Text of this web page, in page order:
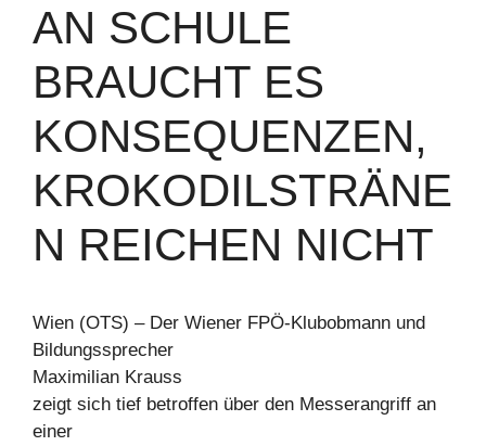
AN SCHULE
BRAUCHT ES
KONSEQUENZEN,
KROKODILSTRÄNE
N REICHEN NICHT
Wien (OTS) – Der Wiener FPÖ-Klubobmann und
Bildungssprecher
Maximilian Krauss
zeigt sich tief betroffen über den Messerangriff an
einer